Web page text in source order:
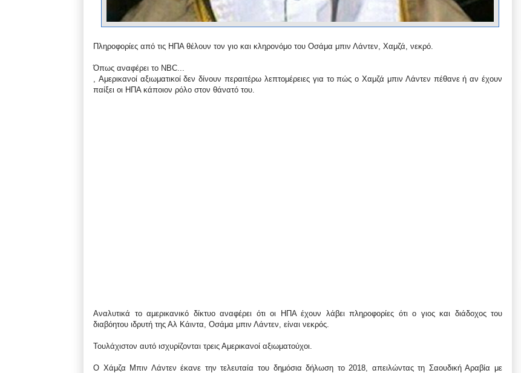
Πληροφορίες από τις ΗΠΑ θέλουν τον γιο και κληρονόμο του Οσάμα μπιν Λάντεν, Χαμζά, νεκρό.
Όπως αναφέρει το NBC...
, Αμερικανοί αξιωματικοί δεν δίνουν περαιτέρω λεπτομέρειες για το πώς ο Χαμζά μπιν Λάντεν πέθανε ή αν έχουν
παίξει οι ΗΠΑ κάποιον ρόλο στον θάνατό του.
Αναλυτικά το αμερικανικό δίκτυο αναφέρει ότι οι ΗΠΑ έχουν λάβει πληροφορίες ότι ο γιος και διάδοχος του
διαβόητου ιδρυτή της Αλ Κάιντα, Οσάμα μπιν Λάντεν, είναι νεκρός.
Τουλάχιστον αυτό ισχυρίζονται τρεις Αμερικανοί αξιωματούχοι.
Ο Χάμζα Μπιν Λάντεν έκανε την τελευταία του δημόσια δήλωση το 2018, απειλώντας τη Σαουδική Αραβία με